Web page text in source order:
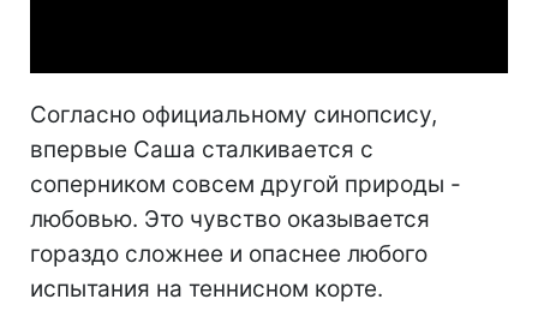
Согласно официальному синопсису,
впервые Саша сталкивается с
соперником совсем другой природы -
любовью. Это чувство оказывается
гораздо сложнее и опаснее любого
испытания на теннисном корте.